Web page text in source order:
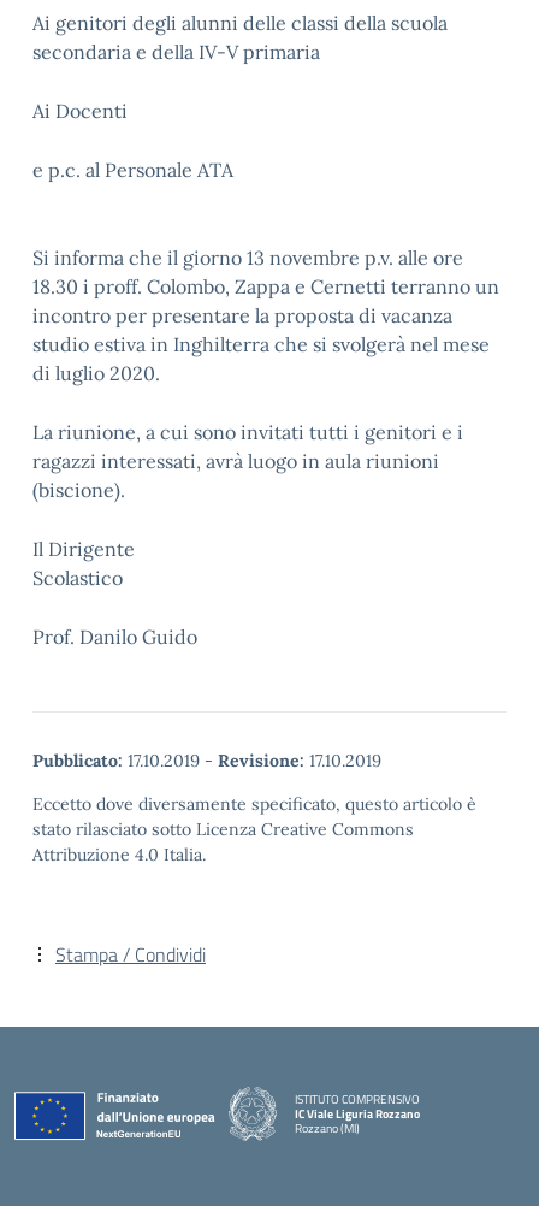
Ai genitori degli alunni delle classi della scuola
secondaria e della IV-V primaria
Ai Docenti
e p.c. al Personale ATA
Si informa che il giorno 13 novembre p.v. alle ore
18.30 i proff. Colombo, Zappa e Cernetti terranno un
incontro per presentare la proposta di vacanza
studio estiva in Inghilterra che si svolgerà nel mese
di luglio 2020.
La riunione, a cui sono invitati tutti i genitori e i
ragazzi interessati, avrà luogo in aula riunioni
(biscione).
Il Dirigente
Prof. Danilo Guido
Pubblicato: 17.10.2019 - Revisione: 17.10.2019
Eccetto dove diversamente specificato, questo articolo è
stato rilasciato sotto Licenza Creative Commons
Attribuzione 4.0 Italia.
Stampa / Condividi
ISTITUTO COMPRENSIVO
IC Viale Liguria Rozzano
Rozzano (MI)